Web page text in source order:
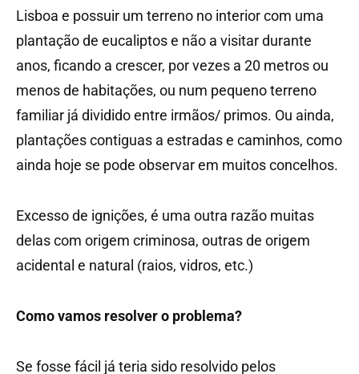
Lisboa e possuir um terreno no interior com uma
plantação de eucaliptos e não a visitar durante
anos, ficando a crescer, por vezes a 20 metros ou
menos de habitações, ou num pequeno terreno
familiar já dividido entre irmãos/ primos. Ou ainda,
plantações contiguas a estradas e caminhos, como
ainda hoje se pode observar em muitos concelhos.
Excesso de ignições, é uma outra razão muitas
delas com origem criminosa, outras de origem
acidental e natural (raios, vidros, etc.)
Como vamos resolver o problema?
Se fosse fácil já teria sido resolvido pelos